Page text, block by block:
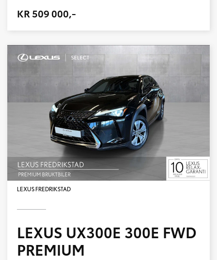
KR 509 000,-
LEXUS FREDRIKSTAD
LEXUS UX300E 300E FWD
PREMIUM